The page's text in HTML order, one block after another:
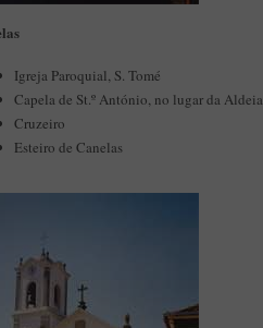
Igreja Paroquial, S. Tomé
Capela de St.º António, no lugar da Aldeia
Cruzeiro
Esteiro de Canelas